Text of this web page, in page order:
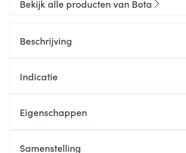
Bekijk alle producten van Bota
Beschrijving
Indicatie
Eigenschappen
Samenstelling